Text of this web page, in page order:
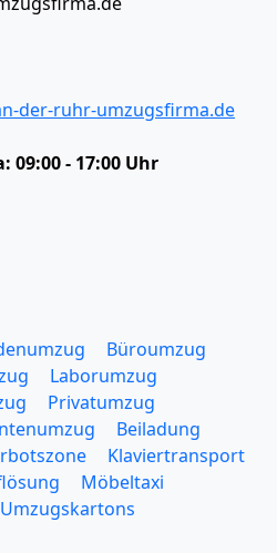
der-ruhr-umzugsfirma.de
09:00 - 17:00 Uhr
Büroumzug
Laborumzug
Privatumzug
Beiladung
Klaviertransport
Möbeltaxi
Umzugskartons